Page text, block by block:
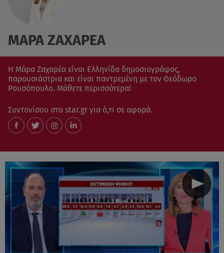
ΜΑΡΑ ΖΑΧΑΡΕΑ
Η Μάρα Ζαχαρέα είναι Ελληνίδα δημοσιογράφος,
παρουσιάστρια και είναι παντρεμένη με τον Θεόδωρο
Ρουσόπουλο. Μάθετε περισσότερα!
Συντονίσου στο star.gr για ό,τι σε αφορά.